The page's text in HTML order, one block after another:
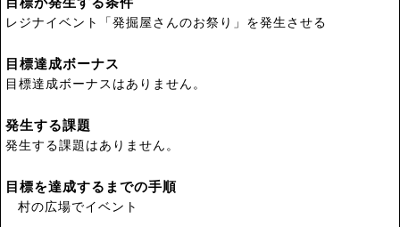
レジナイベント「発掘屋さんのお祭り」を発生させる
目標達成ボーナス
目標達成ボーナスはありません。
発生する課題
発生する課題はありません。
目標を達成するまでの手順
村の広場でイベント